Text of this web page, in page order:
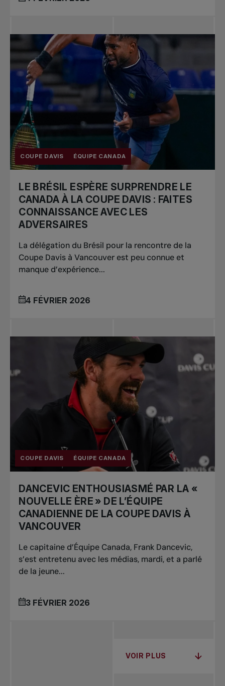
COUPE DAVIS ÉQUIPE CANADA
LE BRÉSIL ESPÈRE SURPRENDRE LE
CANADA À LA COUPE DAVIS : FAITES
CONNAISSANCE AVEC LES
ADVERSAIRES
La délégation du Brésil pour la rencontre de la
Coupe Davis à Vancouver est peu connue et
manque d’expérience...
4 FÉVRIER 2026
COUPE DAVIS ÉQUIPE CANADA
DANCEVIC ENTHOUSIASMÉ PAR LA «
NOUVELLE ÈRE » DE L’ÉQUIPE
CANADIENNE DE LA COUPE DAVIS À
VANCOUVER
Le capitaine d’Équipe Canada, Frank Dancevic,
s’est entretenu avec les médias, mardi, et a parlé
de la jeune...
3 FÉVRIER 2026
VOIR PLUS